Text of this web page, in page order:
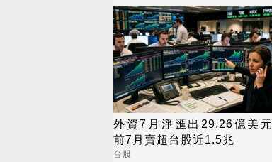
外資7月淨匯出29.26億美元
前7月賣超台股近1.5兆
台股